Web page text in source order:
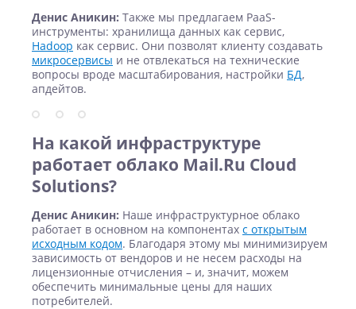
Денис Аникин: Также мы предлагаем PaaS-
инструменты: хранилища данных как сервис,
Hadoop как сервис. Они позволят клиенту создавать
микросервисы и не отвлекаться на технические
вопросы вроде масштабирования, настройки БД,
апдейтов.
На какой инфраструктуре
работает облако Mail.Ru Cloud
Solutions?
Денис Аникин: Наше инфраструктурное облако
работает в основном на компонентах с открытым
исходным кодом. Благодаря этому мы минимизируем
зависимость от вендоров и не несем расходы на
лицензионные отчисления – и, значит, можем
обеспечить минимальные цены для наших
потребителей.